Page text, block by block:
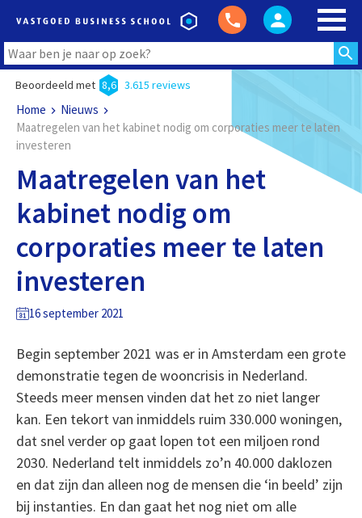
Beoordeeld met 8,6 3.615 reviews
Home
Nieuws
Maatregelen van het kabinet nodig om corporaties meer te laten
investeren
Maatregelen van het
kabinet nodig om
corporaties meer te laten
investeren
16 september 2021
Begin september 2021 was er in Amsterdam een grote
demonstratie tegen de wooncrisis in Nederland.
Steeds meer mensen vinden dat het zo niet langer
kan. Een tekort van inmiddels ruim 330.000 woningen,
dat snel verder op gaat lopen tot een miljoen rond
2030. Nederland telt inmiddels zo’n 40.000 daklozen
en dat zijn dan alleen nog de mensen die ‘in beeld’ zijn
bij instanties. En dan gaat het nog niet om alle